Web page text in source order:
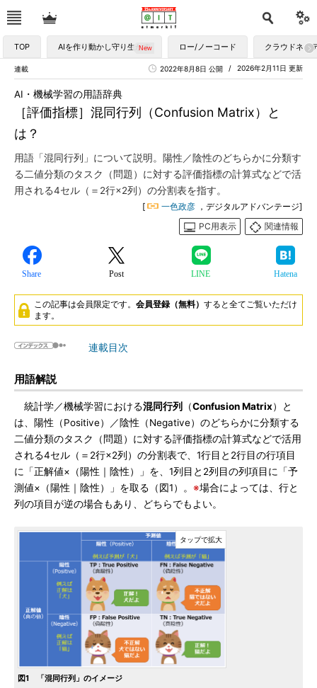
TOP AIを作り動かし守り生かす ロー/ノーコード クラウドネイ
連載 2026年2月11日 更新
2022年8月8日 公開
［評価指標］混同行列（Confusion Matrix）と
は？
AI・機械学習の用語辞典
用語「混同行列」について説明。陽性／陰性のどちらかに分類す
る二値分類のタスク（問題）に対する評価指標の計算式などで活
用される4セル（＝2行×2列）の分割表を指す。
[ 一色政彦 ，デジタルアドバンテージ]
PC用表示
関連情報
Share Post LINE Hatena
この記事は会員限定です。 会員登録（無料） すると全てご覧いただけ
ます。
連載目次
用語解説
統計学／機械学習における混同行列 （Confusion Matrix）と
は、陽性（Positive）／陰性（Negative）のどちらかに分類する
二値分類のタスク（問題）に対する評価指標の計算式などで活用
される4セル（＝2行×2列）の分割表で、1行目と2行目の行項目
に「正解値×（陽性｜陰性）」を、1列目と2列目の列項目に「予
測値×（陽性｜陰性）」を取る（図1）。 ※場合によっては、行と
列の項目が逆の場合もあり、どちらでもよい。
図1 「混同行列」のイメージ